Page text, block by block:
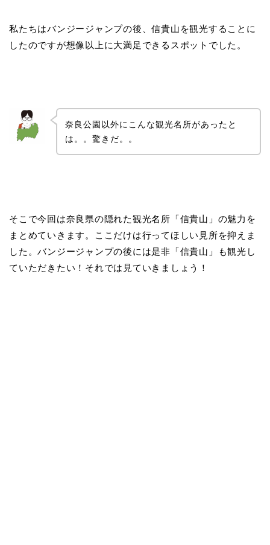
私たちはバンジージャンプの後、信貴山を観光することに
したのですが想像以上に大満足できるスポットでした。
奈良公園以外にこんな観光名所があったと
は。。驚きだ。。
そこで今回は奈良県の隠れた観光名所「信貴山」の魅力を
まとめていきます。ここだけは行ってほしい見所を抑えま
した。バンジージャンプの後には是非「信貴山」も観光し
ていただきたい！それでは見ていきましょう！